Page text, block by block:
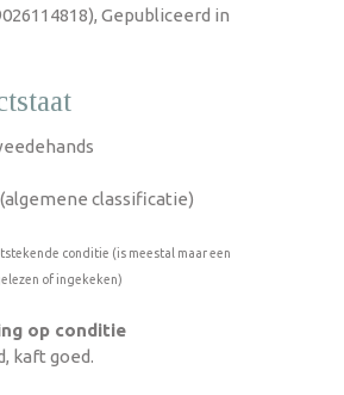
Gepubliceerd in
(algemene classificatie)
conditie (is meestal maar een
of ingekeken)
op conditie
kaft goed.